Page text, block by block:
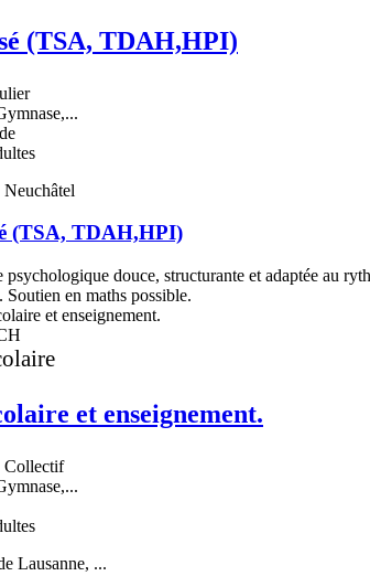
(TSA, TDAH,HPI)
(TSA, TDAH,HPI)
douce, structurante et adaptée au
Soutien en maths possible.
et enseignement.
Collectif
Lausanne, ...